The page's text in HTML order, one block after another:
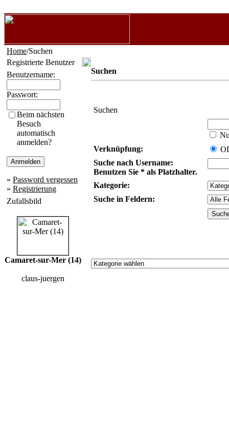
Home/Suchen
Registrierte Benutzer
Benutzername:
Passwort:
Beim nächsten
Besuch
automatisch
anmelden?
» Password vergessen
» Registrierung
Zufallsbild
Camaret-sur-Mer (14)
claus-juergen
Suchen
Suchen
Verknüpfung:
Suche nach Username:
Benutzen Sie * als Platzhalter.
Kategorie:
Suche in Feldern: